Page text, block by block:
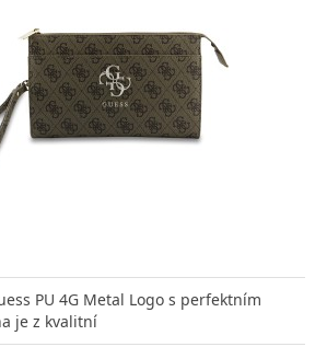
PU 4G Metal Logo s perfektním
je z kvalitní